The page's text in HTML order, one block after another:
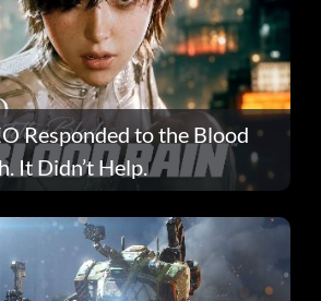
Responded to the Blood
It Didn’t Help.